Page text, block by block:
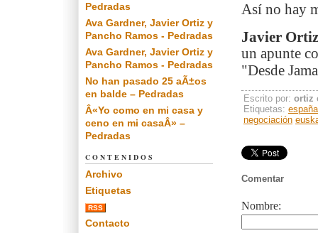
Así no hay
Javier Ortiz
un apunte
"Desde
Escrito por: ortiz
Etiquetas: españa
negociación
Comentar
Nombre:
Pedradas
Ava Gardner, Javier Ortiz y
Pancho Ramos - Pedradas
Ava Gardner, Javier Ortiz y
Pancho Ramos - Pedradas
No han pasado 25 aÃ±os
en balde – Pedradas
Â«Yo como en mi casa y
ceno en mi casaÂ» –
Pedradas
CONTENIDOS
Archivo
Etiquetas
RSS
Contacto